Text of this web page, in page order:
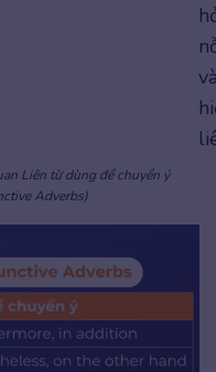
Liên từ dùng để chuyển ý
Adverbs)